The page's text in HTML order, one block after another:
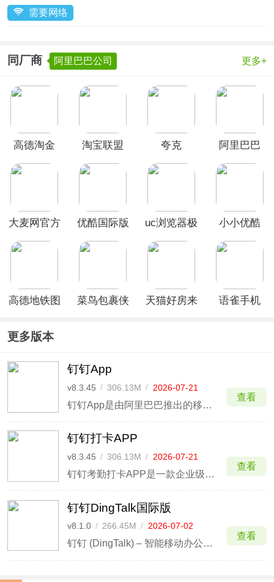
需要网络
同厂商 阿里巴巴公司 更多+
高德淘金
淘宝联盟
夸克
阿里巴巴
大麦网官方
优酷国际版
uc浏览器极
小小优酷
高德地铁图
菜鸟包裹侠
天猫好房来
语雀手机
更多版本
钉钉App
v8.3.45 / 306.13M / 2026-07-21
钉钉App是由阿里巴巴推出的移动办公平台，适用于企业沟通与团队协作场景，支持即时消息、企业通讯录及多端同步使用，帮助提升日常办公效率。手机钉钉软件提供单聊、群聊及消息已读状态显示等功能，便于团队高效沟通与信息确认。
查看
钉钉打卡APP
v8.3.45 / 306.13M / 2026-07-21
钉钉考勤打卡APP是一款企业级的免费通讯办公学习软件。用户可以在企业、公司之中使用该平台进行交流沟通，不管你是在PC上工作，还是外出出差，只要使用平台就能够让消息转瞬即达。
查看
钉钉DingTalk国际版
v8.1.0 / 266.45M / 2026-07-02
钉钉 (DingTalk) – 智能移动办公首选，阿里巴巴旗下软件。钉钉，是阿里巴巴集团打造的一个企业级协同办公和应用开发平台，帮助数千万企业降低沟通、协同、管理成本，提升办公效率，实现组织数字化和业务数字化，帮助未来组织释放数字生产力。
查看